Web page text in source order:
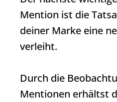
Mention ist die
deiner Marke eine
verleiht.
Durch die
Mentionen erhältst